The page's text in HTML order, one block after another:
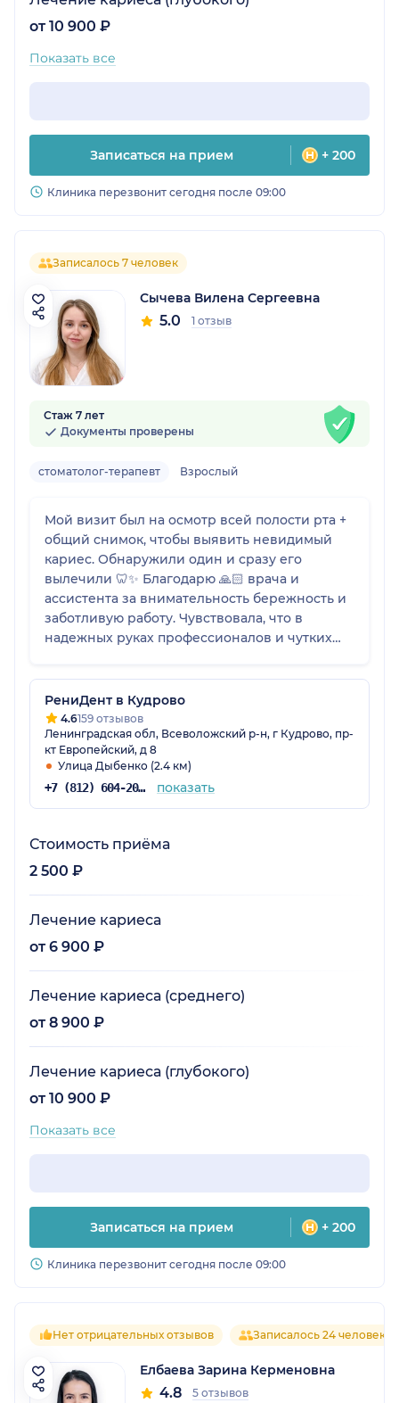
от 10 900 ₽
Показать все
Записаться на прием + 200
Клиника перезвонит сегодня после 09:00
Записалось 7 человек
Сычева Вилена Сергеевна
5.0 1 отзыв
Стаж 7 лет
Документы проверены
стоматолог-терапевт Взрослый
Мой визит был на осмотр всей полости рта +
общий снимок, чтобы выявить невидимый
кариес. Обнаружили один и сразу его
вылечили 🦷✨ Благодарю 🙏🏻 врача и
ассистента за внимательность бережность и
заботливую работу. Чувствовала, что в
надежных руках профессионалов и чутких
и показали на фото до и после. Благодарю за
ваш талант и душевность 🫶🏻
РениДент в Кудрово
4.6159 отзывов
Ленинградская обл, Всеволожский р-н, г Кудрово, пр-
кт Европейский, д 8
Улица Дыбенко (2.4 км)
+7 (812) 604-20-91 показать
Стоимость приёма
2 500 ₽
Лечение кариеса
от 6 900 ₽
Лечение кариеса (среднего)
от 8 900 ₽
Лечение кариеса (глубокого)
от 10 900 ₽
Показать все
Записаться на прием + 200
Клиника перезвонит сегодня после 09:00
Нет отрицательных отзывов Записалось 24 человека
Елбаева Зарина Керменовна
4.8 5 отзывов